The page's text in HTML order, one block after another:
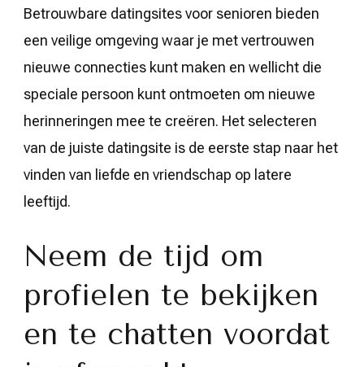
Betrouwbare datingsites voor senioren bieden
een veilige omgeving waar je met vertrouwen
nieuwe connecties kunt maken en wellicht die
speciale persoon kunt ontmoeten om nieuwe
herinneringen mee te creëren. Het selecteren
van de juiste datingsite is de eerste stap naar het
vinden van liefde en vriendschap op latere
leeftijd.
Neem de tijd om
profielen te bekijken
en te chatten voordat